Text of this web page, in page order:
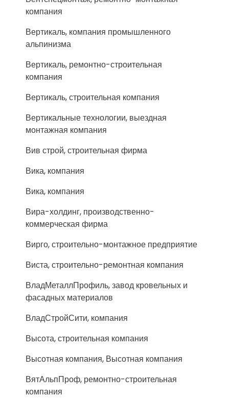
компания
Вертикаль, компания промышленного
альпинизма
Вертикаль, ремонтно-строительная
компания
Вертикаль, строительная компания
Вертикальные технологии, выездная
монтажная компания
Вив строй, строительная фирма
Вика, компания
Вика, компания
Вира-холдинг, производственно-
коммерческая фирма
Вирго, строительно-монтажное предприятие
Виста, строительно-ремонтная компания
ВладМеталлПрофиль, завод кровельных и
фасадных материалов
ВладСтройСити, компания
Высота, строительная компания
Высотная компания, Высотная компания
ВятАльпПроф, ремонтно-строительная
компания